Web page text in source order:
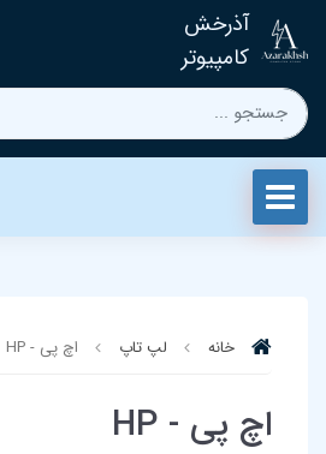
آذرخش
کامپیوتر
خانه لپ تاپ‌ اچ پی - HP
اچ پی - HP